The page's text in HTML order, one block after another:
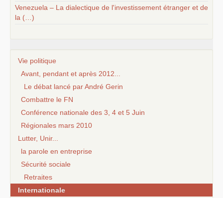
Venezuela – La dialectique de l'investissement étranger et de
la (…)
Vie politique
Avant, pendant et après 2012...
Le débat lancé par André Gerin
Combattre le FN
Conférence nationale des 3, 4 et 5 Juin
Régionales mars 2010
Lutter, Unir...
la parole en entreprise
Sécurité sociale
Retraites
Internationale